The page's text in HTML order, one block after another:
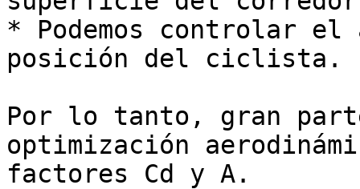
* Podemos controlar
posición del ciclista.
Por lo tanto, gran
optimización
factores Cd y A.